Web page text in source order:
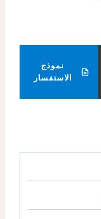
نموذج
الاستفسار